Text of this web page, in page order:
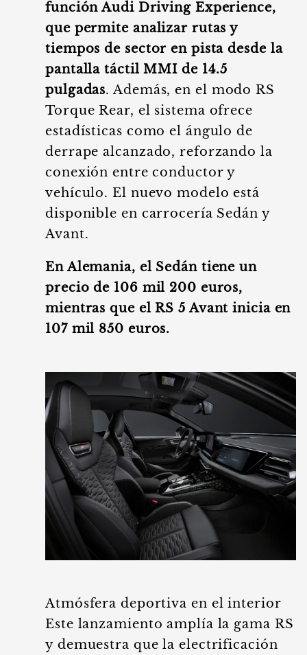
función Audi Driving Experience,
que permite analizar rutas y
tiempos de sector en pista desde la
pantalla táctil MMI de 14.5
pulgadas. Además, en el modo RS
Torque Rear, el sistema ofrece
estadísticas como el ángulo de
derrape alcanzado, reforzando la
conexión entre conductor y
vehículo. El nuevo modelo está
disponible en carrocería Sedán y
Avant.
En Alemania, el Sedán tiene un
precio de 106 mil 200 euros,
mientras que el RS 5 Avant inicia en
107 mil 850 euros.
Atmósfera deportiva en el interior
Este lanzamiento amplía la gama RS
y demuestra que la electrificación